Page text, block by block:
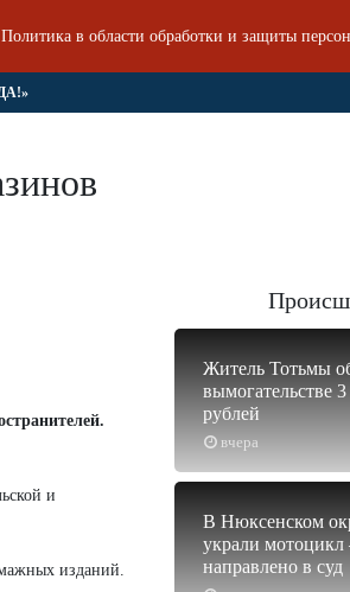
Политика в области обработки и защиты
и
изданий.
вчера
Житель Тотьмы
вымогательстве
рублей
В Нюксенском
украли
направлено в суд